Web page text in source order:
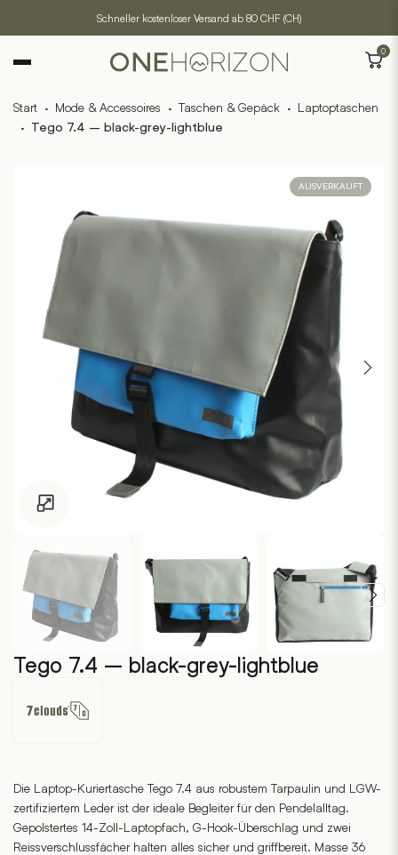
Schneller kostenloser Versand ab 80 CHF (CH)
0
Start · Mode & Accessoires · Taschen & Gepäck · Laptoptaschen
· Tego 7.4 – black-grey-lightblue
AUSVERKAUFT
Tego 7.4 – black-grey-lightblue
Die Laptop-Kuriertasche Tego 7.4 aus robustem Tarpaulin und LGW-
zertifiziertem Leder ist der ideale Begleiter für den Pendelalltag.
Gepolstertes 14-Zoll-Laptopfach, G-Hook-Überschlag und zwei
Reissverschlussfächer halten alles sicher und griffbereit. Masse 36